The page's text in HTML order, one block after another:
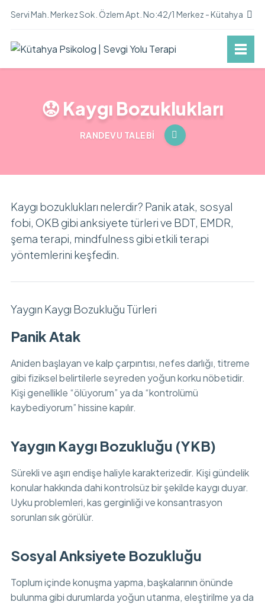
Servi Mah. Merkez Sok. Özlem Apt. No:42/1 Merkez - Kütahya
😟 Kaygı Bozuklukları
RANDEVU TALEBI
Kaygı bozuklukları nelerdir? Panik atak, sosyal
fobi, OKB gibi anksiyete türleri ve BDT, EMDR,
şema terapi, mindfulness gibi etkili terapi
yöntemlerini keşfedin.
Yaygın Kaygı Bozukluğu Türleri
Panik Atak
Aniden başlayan ve kalp çarpıntısı, nefes darlığı, titreme
gibi fiziksel belirtilerle seyreden yoğun korku nöbetidir.
Kişi genellikle “ölüyorum” ya da “kontrolümü
kaybediyorum” hissine kapılır.
Yaygın Kaygı Bozukluğu (YKB)
Sürekli ve aşırı endişe haliyle karakterizedir. Kişi gündelik
konular hakkında dahi kontrolsüz bir şekilde kaygı duyar.
Uyku problemleri, kas gerginliği ve konsantrasyon
sorunları sık görülür.
Sosyal Anksiyete Bozukluğu
Toplum içinde konuşma yapma, başkalarının önünde
bulunma gibi durumlarda yoğun utanma, eleştirilme ya da